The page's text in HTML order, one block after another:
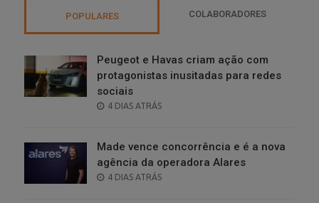
POPULARES COLABORADORES
Peugeot e Havas criam ação com
protagonistas inusitadas para redes
sociais
POSTED
4 DIAS ATRÁS
Made vence concorrência e é a nova
agência da operadora Alares
POSTED
4 DIAS ATRÁS